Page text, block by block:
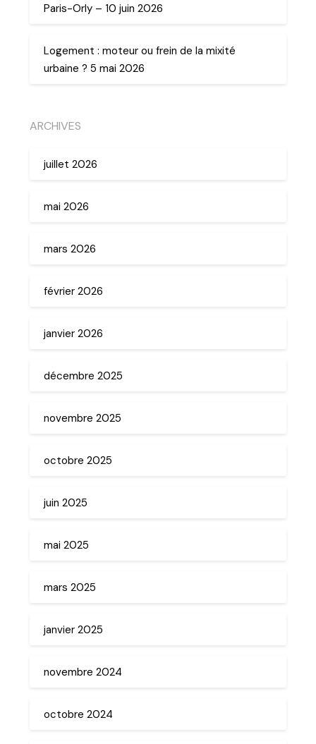
Paris-Orly – 10 juin 2026
Logement : moteur ou frein de la mixité
urbaine ? 5 mai 2026
ARCHIVES
juillet 2026
mai 2026
mars 2026
février 2026
janvier 2026
décembre 2025
novembre 2025
octobre 2025
juin 2025
mai 2025
mars 2025
janvier 2025
novembre 2024
octobre 2024